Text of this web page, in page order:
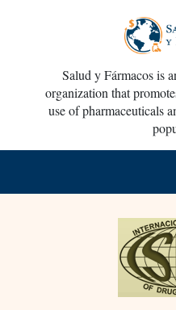
Salud y Fármacos is
organization that
use of pharmaceuticals